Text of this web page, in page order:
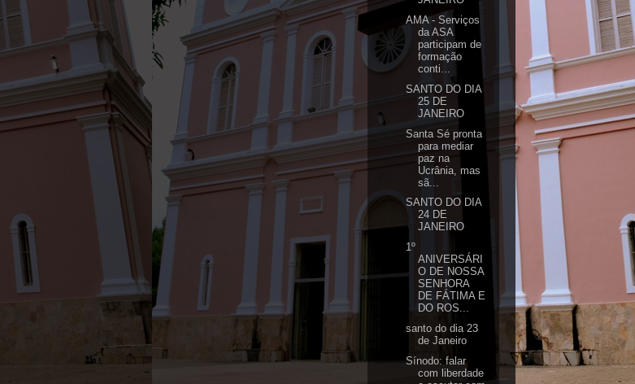
AMA - Serviços
da ASA
participam de
formação
conti...
SANTO DO DIA
25 DE
JANEIRO
Santa Sé pronta
para mediar
paz na
Ucrânia, mas
sã...
SANTO DO DIA
24 DE
JANEIRO
1º
ANIVERSÁRI
O DE NOSSA
SENHORA
DE FÁTIMA E
DO ROS...
santo do dia 23
de Janeiro
Sínodo: falar
com liberdade